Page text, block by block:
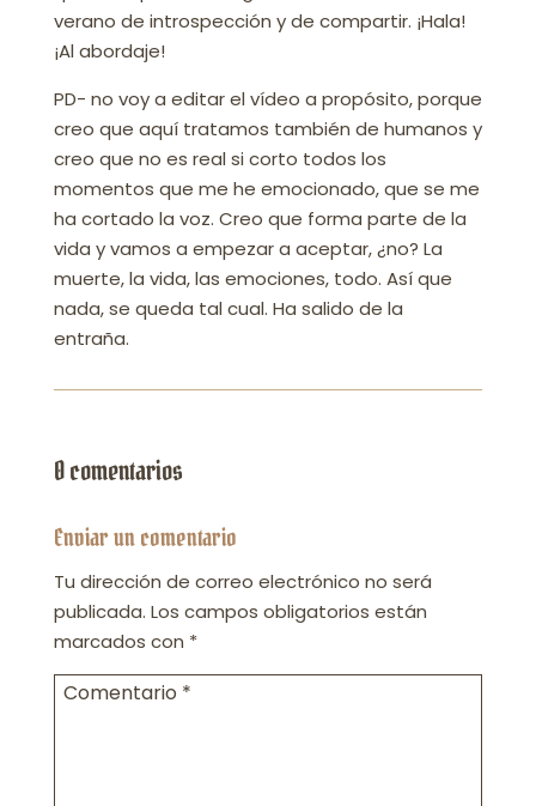
verano de introspección y de compartir. ¡Hala!
¡Al abordaje!
PD- no voy a editar el vídeo a propósito, porque
creo que aquí tratamos también de humanos y
creo que no es real si corto todos los
momentos que me he emocionado, que se me
ha cortado la voz. Creo que forma parte de la
vida y vamos a empezar a aceptar, ¿no? La
muerte, la vida, las emociones, todo. Así que
nada, se queda tal cual. Ha salido de la
entraña.
0 comentarios
Enviar un comentario
Tu dirección de correo electrónico no será
publicada. Los campos obligatorios están
marcados con *